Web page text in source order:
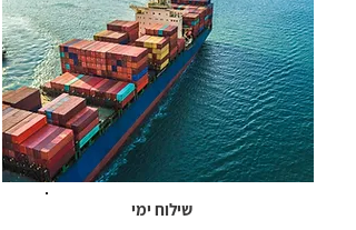
שילוח ימי